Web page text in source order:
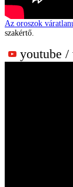
Az oroszok
szakértő.
youtube /